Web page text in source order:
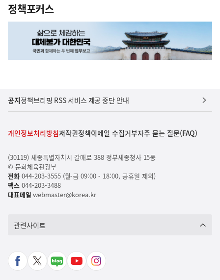
정책포커스
공지정책브리핑 RSS 서비스 제공 중단 안내
개인정보처리방침저작권정책이메일 수집거부자주 묻는 질문(FAQ)
(30119) 세종특별자치시 갈매로 388 정부세종청사 15동
© 문화체육관광부
전화044-203-3555 (월-금 09:00 - 18:00, 공휴일 제외)
팩스044-203-3488
대표메일 webmaster@korea.kr
관련사이트
페
X
네
유
인